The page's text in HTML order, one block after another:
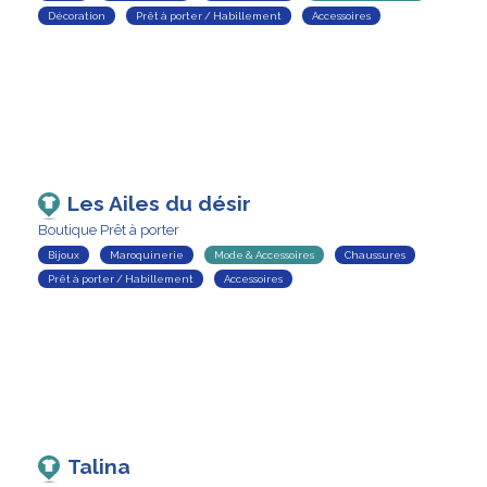
Décoration
Prêt à porter / Habillement Accessoires
Les Ailes du désir
Boutique Prêt à porter
Bijoux Maroquinerie Mode & Accessoires
Chaussures
Prêt à porter / Habillement
Accessoires
Talina